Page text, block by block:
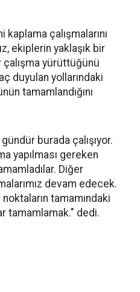
çalışmalarını
ekiplerin yaklaşık bir
çalışma yürüttüğünü
duyulan yollarındaki
tamamlandığını
burada çalışıyor.
yapılması gereken
Diğer
devam edecek.
tamamındaki
tamamlamak." dedi.